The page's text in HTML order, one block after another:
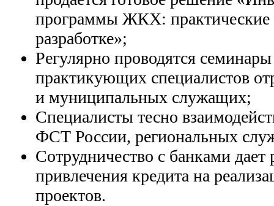
программы ЖКХ: практические
разработке»;
Регулярно проводятся
практикующих специалистов
и муниципальных служащих;
Специалисты тесно
ФСТ России, региональных
Сотрудничество с банками
привлечения кредита на
проектов.